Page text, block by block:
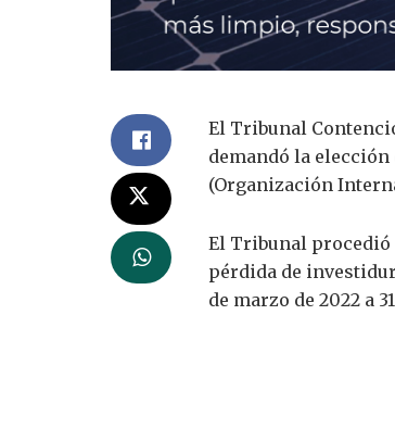
El Tribunal
demandó la
(Organización
El Tribunal procedió
pérdida de
de marzo de 2022 a